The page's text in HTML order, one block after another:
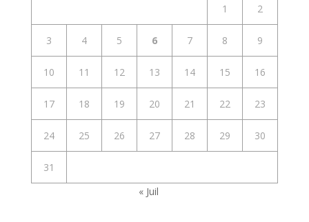
1 2
3 4 5 6 7 8 9
10 11 12 13 14 15 16
17 18 19 20 21 22 23
24 25 26 27 28 29 30
31
« Juil